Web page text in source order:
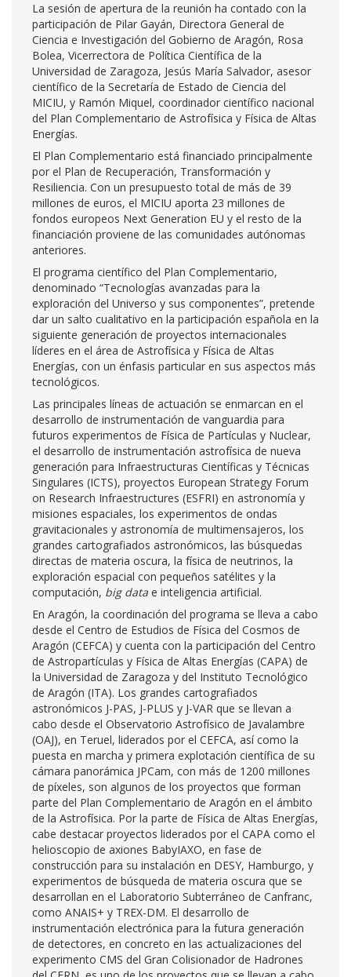
La sesión de apertura de la reunión ha contado con la
participación de Pilar Gayán, Directora General de
Ciencia e Investigación del Gobierno de Aragón, Rosa
Bolea, Vicerrectora de Política Científica de la
Universidad de Zaragoza, Jesús María Salvador, asesor
científico de la Secretaría de Estado de Ciencia del
MICIU, y Ramón Miquel, coordinador científico nacional
del Plan Complementario de Astrofísica y Física de Altas
Energías.
El Plan Complementario está financiado principalmente
por el Plan de Recuperación, Transformación y
Resiliencia. Con un presupuesto total de más de 39
millones de euros, el MICIU aporta 23 millones de
fondos europeos Next Generation EU y el resto de la
financiación proviene de las comunidades autónomas
anteriores.
El programa científico del Plan Complementario,
denominado “Tecnologías avanzadas para la
exploración del Universo y sus componentes”, pretende
dar un salto cualitativo en la participación española en la
siguiente generación de proyectos internacionales
líderes en el área de Astrofísica y Física de Altas
Energías, con un énfasis particular en sus aspectos más
tecnológicos.
Las principales líneas de actuación se enmarcan en el
desarrollo de instrumentación de vanguardia para
futuros experimentos de Física de Partículas y Nuclear,
el desarrollo de instrumentación astrofísica de nueva
generación para Infraestructuras Científicas y Técnicas
Singulares (ICTS), proyectos European Strategy Forum
on Research Infraestructures (ESFRI) en astronomía y
misiones espaciales, los experimentos de ondas
gravitacionales y astronomía de multimensajeros, los
grandes cartografiados astronómicos, las búsquedas
directas de materia oscura, la física de neutrinos, la
exploración espacial con pequeños satélites y la
computación, big data e inteligencia artificial.
En Aragón, la coordinación del programa se lleva a cabo
desde el Centro de Estudios de Física del Cosmos de
Aragón (CEFCA) y cuenta con la participación del Centro
de Astropartículas y Física de Altas Energías (CAPA) de
la Universidad de Zaragoza y del Instituto Tecnológico
de Aragón (ITA). Los grandes cartografiados
astronómicos J-PAS, J-PLUS y J-VAR que se llevan a
cabo desde el Observatorio Astrofísico de Javalambre
(OAJ), en Teruel, liderados por el CEFCA, así como la
puesta en marcha y primera explotación científica de su
cámara panorámica JPCam, con más de 1200 millones
de píxeles, son algunos de los proyectos que forman
parte del Plan Complementario de Aragón en el ámbito
de la Astrofísica. Por la parte de Física de Altas Energías,
cabe destacar proyectos liderados por el CAPA como el
helioscopio de axiones BabyIAXO, en fase de
construcción para su instalación en DESY, Hamburgo, y
experimentos de búsqueda de materia oscura que se
desarrollan en el Laboratorio Subterráneo de Canfranc,
como ANAIS+ y TREX-DM. El desarrollo de
instrumentación electrónica para la futura generación
de detectores, en concreto en las actualizaciones del
experimento CMS del Gran Colisionador de Hadrones